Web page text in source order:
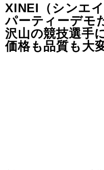
XINEI（シンエ
パーティーデモ
沢山の競技選手
価格も品質も大